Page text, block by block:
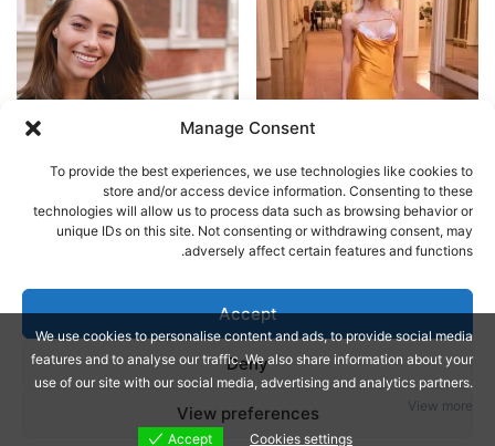
Manage Consent
To provide the best experiences, we use technologies like cookies to
store and/or access device information. Consenting to these
technologies will allow us to process data such as browsing behavior or
unique IDs on this site. Not consenting or withdrawing consent, may
adversely affect certain features and functions.
Accept
Deny
View preferences
اجمل بنات ايطاليا على مواقع
مارس 12, 2024
مواقع تعارف للتعرف على بنات
مارس 20, 2024
اترك تعليقاً
يجب أنت تكون
© Copyright 2026, All Rights Reserved |
Jannah Theme by
TieLabs
We use cookies to personalise content and ads, to provide social media
features and to analyse our traffic. We also share information about your
use of our site with our social media, advertising and analytics partners.
View more
Cookies settings
Accept